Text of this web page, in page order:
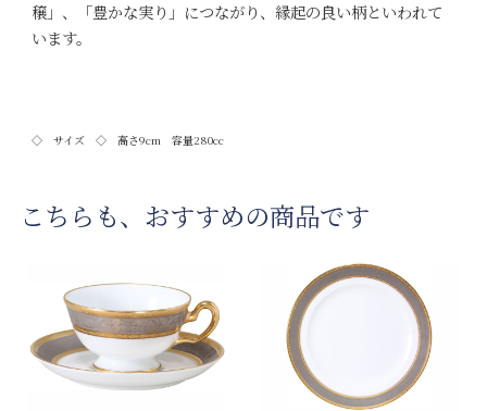
穣」、「豊かな実り」につながり、縁起の良い柄といわれて
います。
◇ サイズ ◇ 高さ9cm 容量280cc
こちらも、おすすめの商品です